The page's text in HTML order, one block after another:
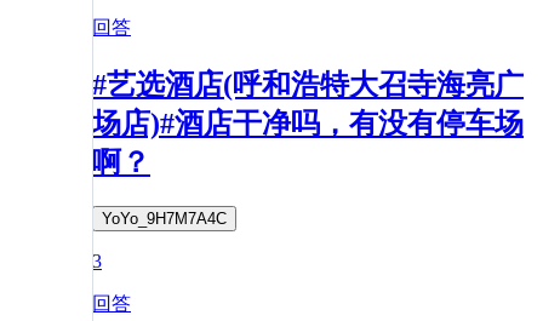
回答
#艺选酒店(呼和浩特大召寺海亮广
场店)#酒店干净吗，有没有停车场
啊？
YoYo_9H7M7A4C
3
回答